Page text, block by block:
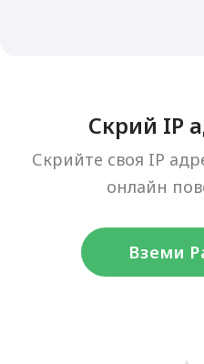
Скрий IP
Скрийте своя IP
онлайн
Вземи